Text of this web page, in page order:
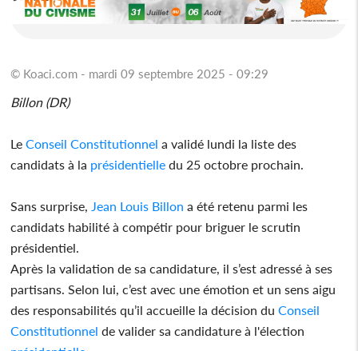
© Koaci.com - mardi 09 septembre 2025 - 09:29
Billon (DR)
LeConseil Constitutionnel a validé lundi la liste des
candidats à la présidentielle du 25 octobre prochain.
Sans surprise, Jean Louis Billon a été retenu parmi les
candidats habilité à compétir pour briguer le scrutin
présidentiel.
Après la validation de sa candidature, il s’est adressé à ses
partisans. Selon lui, c’est avec une émotion et un sens aigu
des responsabilités qu’il accueille la décision duConseil
Constitutionnel de valider sa candidature à l'élection